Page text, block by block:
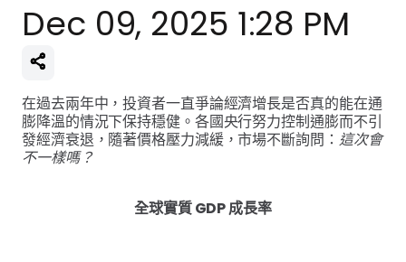
Dec 09, 2025 1:28 PM
在過去兩年中，投資者一直爭論經濟增長是否真的能在通
膨降溫的情況下保持穩健。各國央行努力控制通膨而不引
發經濟衰退，隨著價格壓力減緩，市場不斷詢問： 這次會
不一樣嗎？
全球實質 GDP 成長率